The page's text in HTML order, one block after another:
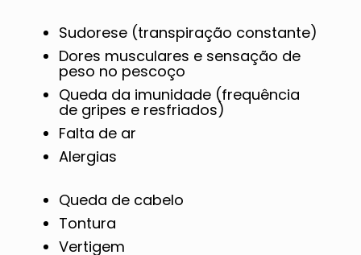
Sudorese (transpiração constante)
Dores musculares e sensação de
peso no pescoço
Queda da imunidade (frequência
de gripes e resfriados)
Falta de ar
Alergias
Queda de cabelo
Tontura
Vertigem